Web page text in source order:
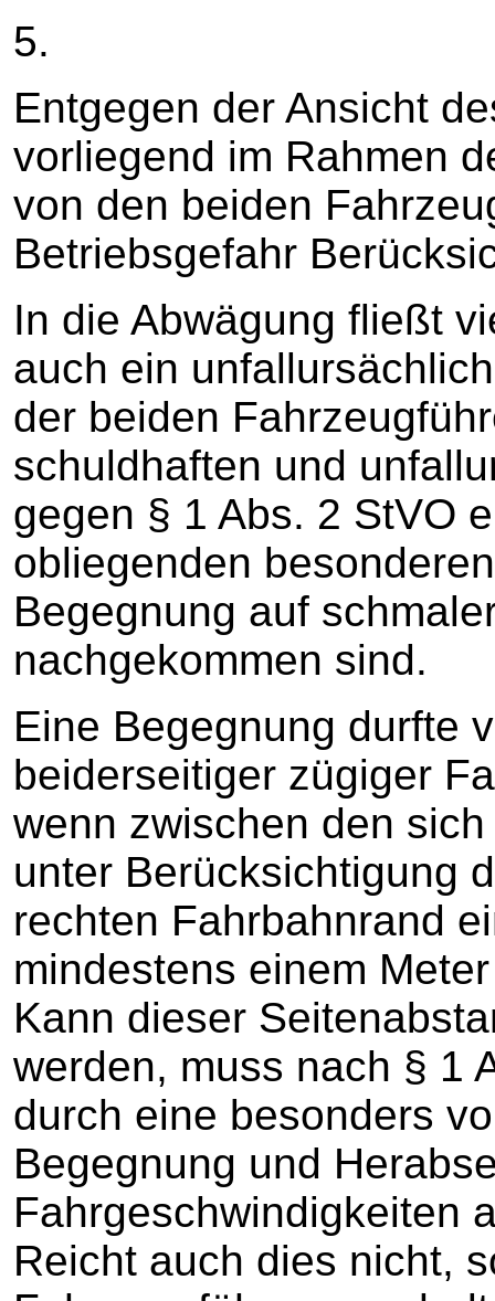
5.
Entgegen der Ansicht
vorliegend im Rahmen
von den beiden
Betriebsgefahr
In die Abwägung fließt
auch ein
der beiden
schuldhaften und
gegen § 1 Abs. 2 StVO
obliegenden
Begegnung auf
nachgekommen sind.
Eine Begegnung durfte
beiderseitiger zügiger
wenn zwischen den
unter Berücksichtigung
rechten Fahrbahnrand
mindestens einem
Kann dieser
werden, muss nach § 1
durch eine besonders
Begegnung und
Fahrgeschwindigkeiten
Reicht auch dies nicht,